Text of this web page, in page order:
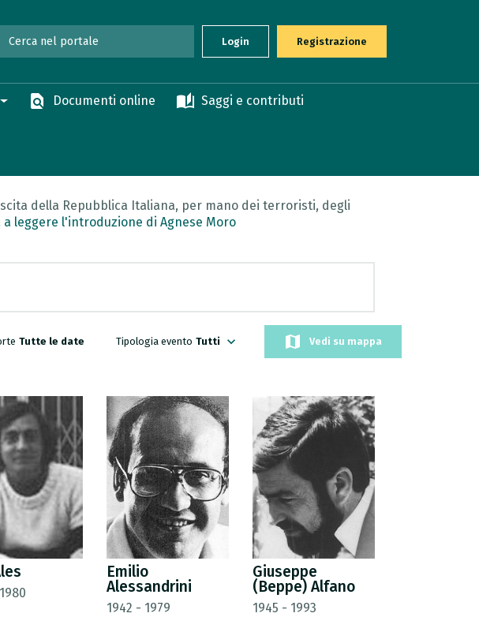
Login Registrazione
find_in_page Documenti online auto_stories Saggi e contributi
della Repubblica Italiana, per mano dei terroristi, degli
a leggere l'introduzione di Agnese Moro
Tutte le date Tipologia evento Tutti expand_more map Vedi su mappa
Emilio
Alessandrini
1942 - 1979
Giuseppe
(Beppe) Alfano
1945 - 1993